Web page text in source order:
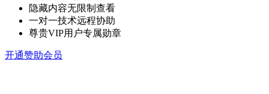
隐藏内容无限制查看
一对一技术远程协助
尊贵VIP用户专属勋章
开通赞助会员